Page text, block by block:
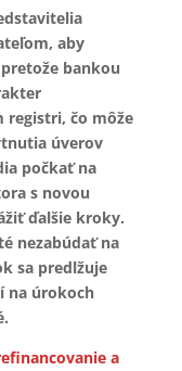
aby
bankou
registri, čo môže
úverov
počkať na
s novou
ďalšie kroky.
nezabúdať na
sa predlžuje
na úrokoch
a